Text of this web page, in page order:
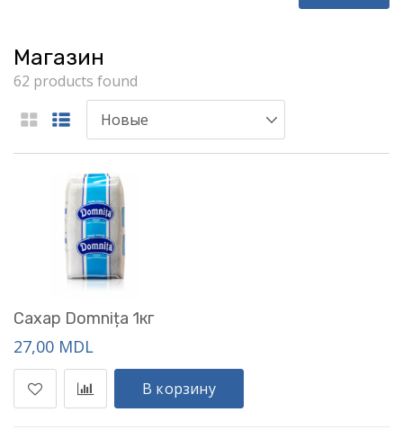
Магазин
62 products found
Сахар Domnița 1кг
27,00 MDL
В корзину